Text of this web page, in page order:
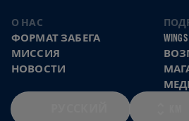
О НАС
ФОРМАТ ЗАБЕГА
МИССИЯ
НОВОСТИ
WINGS